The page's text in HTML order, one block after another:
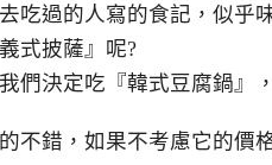
吃過的人寫的食記，似乎
式披薩』呢?
們決定吃『韓式豆腐鍋』
不錯，如果不考慮它的價